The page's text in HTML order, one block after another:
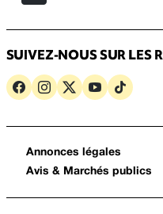
SUIVEZ-NOUS SUR LES
Annonces légales
Avis & Marchés publics